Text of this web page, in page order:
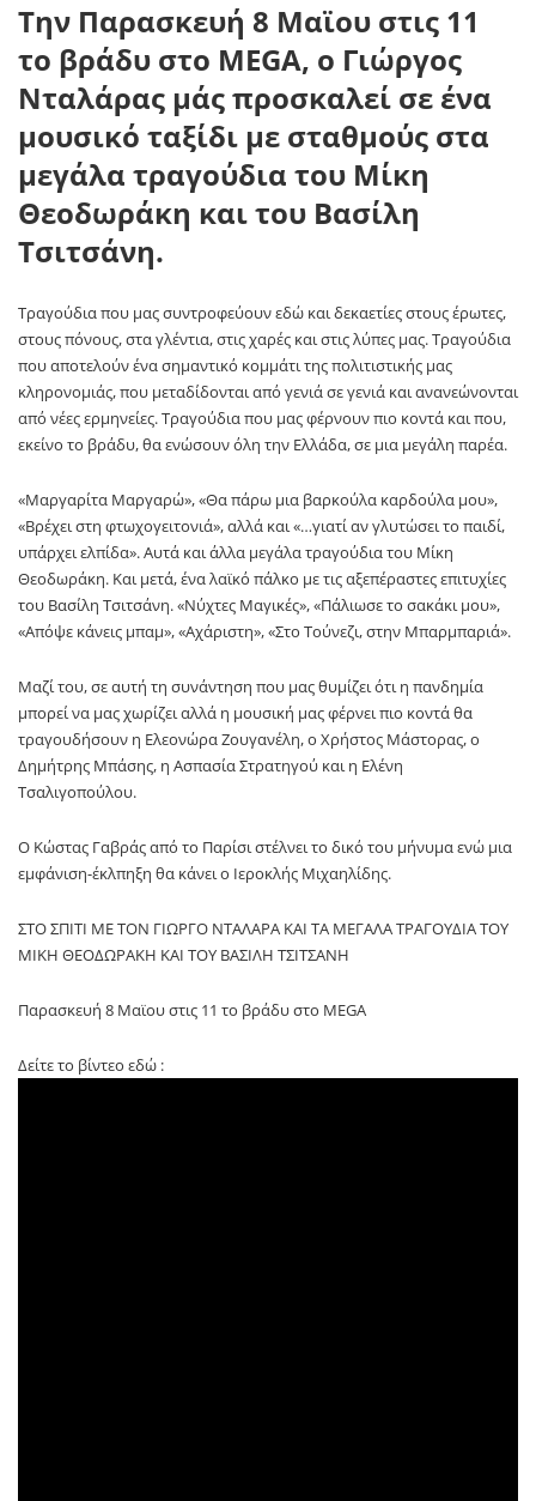
Tην Παρασκευή 8 Μαϊου στις 11
το βράδυ στο ΜEGA, o Γιώργος
Νταλάρας μάς προσκαλεί σε ένα
μουσικό ταξίδι με σταθμούς στα
μεγάλα τραγούδια του Μίκη
Θεοδωράκη και του Βασίλη
Τσιτσάνη.
Τραγούδια που μας συντροφεύουν εδώ και δεκαετίες στους έρωτες,
στους πόνους, στα γλέντια, στις χαρές και στις λύπες μας. Τραγούδια
που αποτελούν ένα σημαντικό κομμάτι της πολιτιστικής μας
κληρονομιάς, που μεταδίδονται από γενιά σε γενιά και ανανεώνονται
από νέες ερμηνείες. Τραγούδια που μας φέρνουν πιο κοντά και που,
εκείνο το βράδυ, θα ενώσουν όλη την Ελλάδα, σε μια μεγάλη παρέα.
«Μαργαρίτα Μαργαρώ», «Θα πάρω μια βαρκούλα καρδούλα μου»,
«Βρέχει στη φτωχογειτονιά», αλλά και «…γιατί αν γλυτώσει το παιδί,
υπάρχει ελπίδα». Αυτά και άλλα μεγάλα τραγούδια του Μίκη
Θεοδωράκη. Και μετά, ένα λαϊκό πάλκο με τις αξεπέραστες επιτυχίες
του Βασίλη Τσιτσάνη. «Νύχτες Μαγικές», «Πάλιωσε το σακάκι μου»,
«Απόψε κάνεις μπαμ», «Αχάριστη», «Στο Τούνεζι, στην Μπαρμπαριά».
Μαζί του, σε αυτή τη συνάντηση που μας θυμίζει ότι η πανδημία
μπορεί να μας χωρίζει αλλά η μουσική μας φέρνει πιο κοντά θα
τραγουδήσουν η Ελεονώρα Ζουγανέλη, ο Χρήστος Μάστορας, ο
Δημήτρης Μπάσης, η Ασπασία Στρατηγού και η Ελένη
Τσαλιγοπούλου.
Ο Κώστας Γαβράς από το Παρίσι στέλνει το δικό του μήνυμα ενώ μια
εμφάνιση-έκλπηξη θα κάνει ο Ιεροκλής Μιχαηλίδης.
ΣΤΟ ΣΠΙΤΙ ΜΕ ΤΟΝ ΓΙΩΡΓΟ ΝΤΑΛΑΡΑ ΚΑΙ ΤΑ ΜΕΓΑΛΑ ΤΡΑΓΟΥΔΙΑ ΤΟΥ
ΜΙΚΗ ΘΕΟΔΩΡΑΚΗ ΚΑΙ ΤΟΥ ΒΑΣΙΛΗ ΤΣΙΤΣΑΝΗ
Παρασκευή 8 Μαϊου στις 11 το βράδυ στο MEGA
Δείτε το βίντεο εδώ :